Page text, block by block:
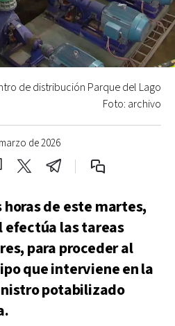
de 2026
de distribución Parque del Lago
Foto: archivo
horas de este martes,
efectúa las tareas
para proceder al
que interviene en la
potabilizado